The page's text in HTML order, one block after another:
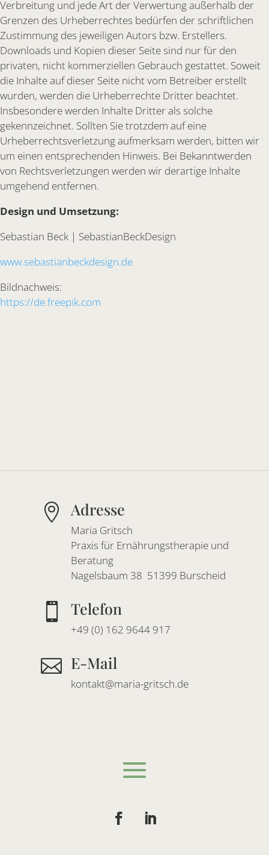
Verbreitung und jede Art der Verwertung außerhalb der
Grenzen des Urheberrechtes bedürfen der schriftlichen
Zustimmung des jeweiligen Autors bzw. Erstellers.
Downloads und Kopien dieser Seite sind nur für den
privaten, nicht kommerziellen Gebrauch gestattet. Soweit
die Inhalte auf dieser Seite nicht vom Betreiber erstellt
wurden, werden die Urheberrechte Dritter beachtet.
Insbesondere werden Inhalte Dritter als solche
gekennzeichnet. Sollten Sie trotzdem auf eine
Urheberrechtsverletzung aufmerksam werden, bitten wir
um einen entsprechenden Hinweis. Bei Bekanntwerden
von Rechtsverletzungen werden wir derartige Inhalte
umgehend entfernen.
Design und Umsetzung:
Sebastian Beck | SebastianBeckDesign
www.sebastianbeckdesign.de
Bildnachweis:
https://de.freepik.com
 Adresse
Maria Gritsch
Praxis für Ernährungstherapie und
Beratung
Nagelsbaum 38 51399 Burscheid
 Telefon
+49 (0) 162 9644 917
 E-Mail
kontakt@maria-gritsch.de